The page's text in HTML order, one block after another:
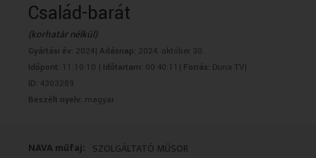
Család-barát
(korhatár nélkül)
Gyártási év: 2024| Adásnap: 2024. október 30.
Időpont: 11:10:10 | Időtartam: 00:40:11| Forrás: Duna TV|
ID: 4303289
Beszélt nyelv: magyar
NAVA műfaj: SZOLGÁLTATÓ MŰSOR